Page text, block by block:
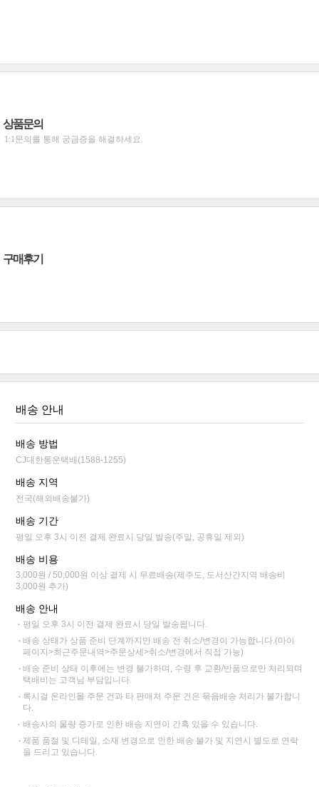
상품문의
1:1문의를 통해 궁금증을 해결하세요.
구매후기
배송 안내
배송 방법
CJ대한통운택배(1588-1255)
배송 지역
전국(해외배송불가)
배송 기간
평일 오후 3시 이전 결제 완료시 당일 발송(주말, 공휴일 제외)
배송 비용
3,000원 / 50,000원 이상 결제 시 무료배송(제주도, 도서산간지역 배송비
3,000원 추가)
배송 안내
평일 오후 3시 이전 결제 완료시 당일 발송됩니다.
배송 상태가 상품 준비 단계까지만 배송 전 취소/변경이 가능합니다.(마이
페이지>최근주문내역>주문상세>취소/변경에서 직접 가능)
배송 준비 상태 이후에는 변경 불가하며, 수령 후 교환/반품으로만 처리되며
택배비는 고객님 부담입니다.
록시걸 온라인몰 주문 건과 타 판매처 주문 건은 묶음배송 처리가 불가합니
다.
배송사의 물량 증가로 인한 배송 지연이 간혹 있을 수 있습니다.
제품 품절 및 디테일, 소재 변경으로 인한 배송 불가 및 지연시 별도로 연락
을 드리고 있습니다.